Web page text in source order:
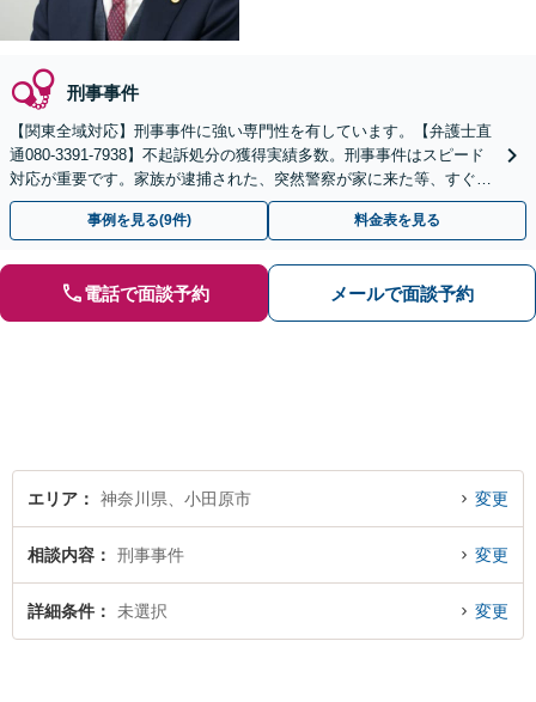
刑事事件
【関東全域対応】刑事事件に強い専門性を有しています。【弁護士直
通080-3391-7938】不起訴処分の獲得実績多数。刑事事件はスピード
対応が重要です。家族が逮捕された、突然警察が家に来た等、すぐに
対応します。【休日相談可】
事例を見る(9件) 料金表を見る
電話で面談予約 メールで面談予約
エリア 神奈川県、小田原市 変更
相談内容 刑事事件 変更
詳細条件 未選択 変更